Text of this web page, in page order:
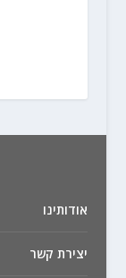
אודותינו
יצירת קשר